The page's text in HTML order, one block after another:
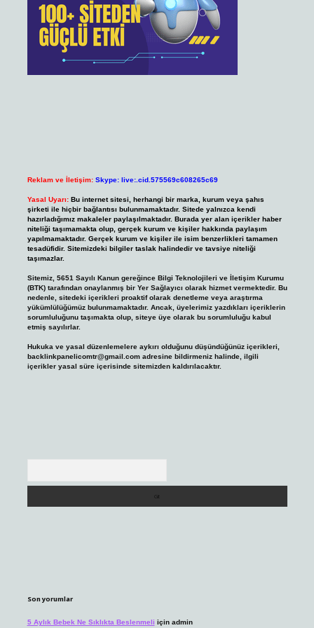
Reklam ve İletişim: Skype: live:.cid.575569c608265c69
Yasal Uyarı: Bu internet sitesi, herhangi bir marka, kurum veya şahıs
şirketi ile hiçbir bağlantısı bulunmamaktadır. Sitede yalnızca kendi
hazırladığımız makaleler paylaşılmaktadır. Burada yer alan içerikler haber
niteliği taşımamakta olup, gerçek kurum ve kişiler hakkında paylaşım
yapılmamaktadır. Gerçek kurum ve kişiler ile isim benzerlikleri tamamen
tesadüfidir. Sitemizdeki bilgiler taslak halindedir ve tavsiye niteliği
taşımazlar.
Sitemiz, 5651 Sayılı Kanun gereğince Bilgi Teknolojileri ve İletişim Kurumu
(BTK) tarafından onaylanmış bir Yer Sağlayıcı olarak hizmet vermektedir. Bu
nedenle, sitedeki içerikleri proaktif olarak denetleme veya araştırma
yükümlülüğümüz bulunmamaktadır. Ancak, üyelerimiz yazdıkları içeriklerin
sorumluluğunu taşımakta olup, siteye üye olarak bu sorumluluğu kabul
etmiş sayılırlar.
Hukuka ve yasal düzenlemelere aykırı olduğunu düşündüğünüz içerikleri,
backlinkpanelicomtr@gmail.comadresine bildirmeniz halinde, ilgili
içerikler yasal süre içerisinde sitemizden kaldırılacaktır.
Son yorumlar
5 Aylık Bebek Ne Sıklıkta Beslenmeli için admin